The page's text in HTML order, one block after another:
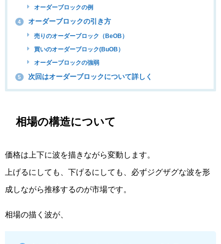
オーダーブロックの例
4 オーダーブロックの引き方
売りのオーダーブロック（BeOB）
買いのオーダーブロック(BuOB）
オーダーブロックの強弱
5 次回はオーダーブロックについて詳しく
相場の構造について
価格は上下に波を描きながら変動します。
上げるにしても、下げるにしても、必ずジグザグな波を形
成しながら推移するのが市場です。
相場の描く波が、